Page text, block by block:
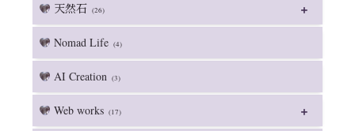
天然石 (26)
Nomad Life (4)
AI Creation (3)
Web works (17)